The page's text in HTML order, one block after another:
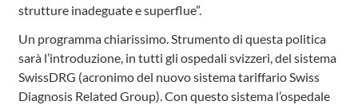
strutture inadeguate e superflue”.
Un programma chiarissimo. Strumento di questa politica
sarà l’introduzione, in tutti gli ospedali svizzeri, del sistema
SwissDRG (acronimo del nuovo sistema tariffario Swiss
Diagnosis Related Group). Con questo sistema l’ospedale